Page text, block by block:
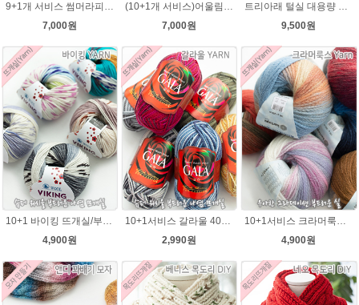
9+1개 서비스 썸머라피아 50g , 라탄 라피아 모자 가방뜨개실
7,000원
(10+1개 서비스)어울림 40g(400m) 뜨개실/얇지만 가볍고 따뜻한털실 손뜨개조끼 니트
7,000원
트리아래 털실 대용량 굵은실 가볍고 부드러운겨울 뜨개실 목도리실
9,500원
10+1 바이킹 뜨개실/부드러운 나염 아기털실 목도리실 Viking Yarn
4,900원
10+1서비스 갈라울 40g(130m) 슈퍼워시울 뜨개실 스웨터 뜨개질옷 털실
2,990원
10+1서비스 크라머룩스 털실/부드러운 나염뜨개실 목도리뜨개질 수입 그라데이션털실
4,900원